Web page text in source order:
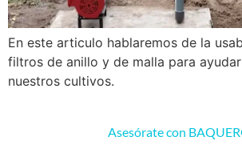
En este articulo hablaremos de la
filtros de anillo y de malla para
nuestros cultivos.
Asesórate con